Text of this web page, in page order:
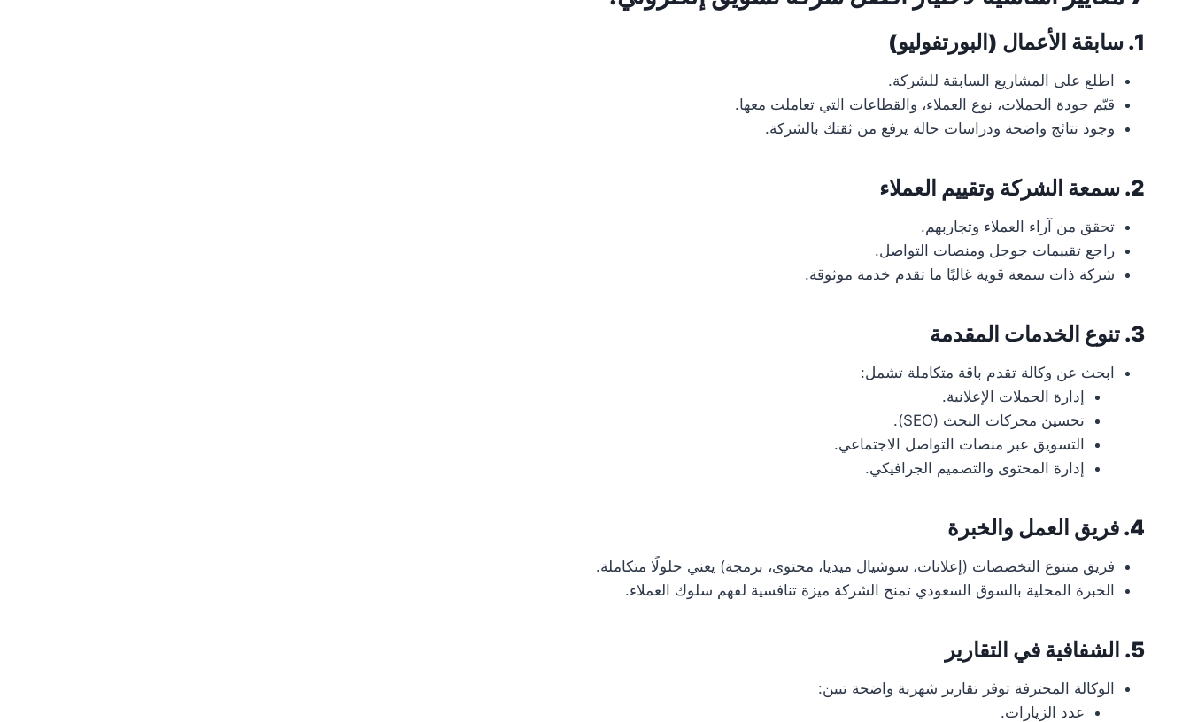
1. سابقة الأعمال (البورتفوليو)
اطلع على المشاريع السابقة للشركة.
قيّم جودة الحملات، نوع العملاء، والقطاعات التي تعاملت معها.
وجود نتائج واضحة ودراسات حالة يرفع من ثقتك بالشركة.
2. سمعة الشركة وتقييم العملاء
تحقق من آراء العملاء وتجاربهم.
راجع تقييمات جوجل ومنصات التواصل.
شركة ذات سمعة قوية غالبًا ما تقدم خدمة موثوقة.
3. تنوع الخدمات المقدمة
ابحث عن وكالة تقدم باقة متكاملة تشمل:
إدارة الحملات الإعلانية.
تحسين محركات البحث (SEO).
التسويق عبر منصات التواصل الاجتماعي.
إدارة المحتوى والتصميم الجرافيكي.
4. فريق العمل والخبرة
فريق متنوع التخصصات (إعلانات، سوشيال ميديا، محتوى، برمجة) يعني حلولًا متكاملة.
الخبرة المحلية بالسوق السعودي تمنح الشركة ميزة تنافسية لفهم سلوك العملاء.
5. الشفافية في التقارير
الوكالة المحترفة توفر تقارير شهرية واضحة تبين:
عدد الزيارات.